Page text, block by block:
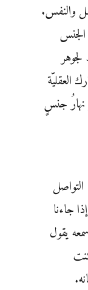
والنفس.
العقليّة
نهارُ جنسٍ
جاءنا
يقول